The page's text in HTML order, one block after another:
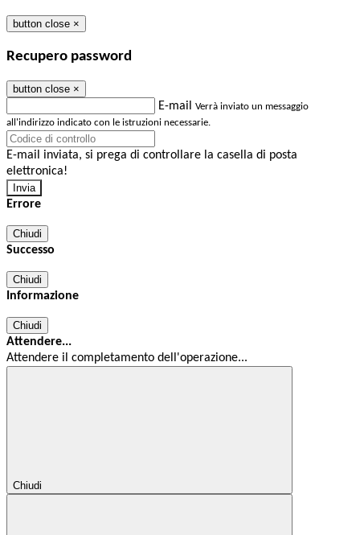
button close ×
Recupero password
button close ×
E-mail Verrà inviato un messaggio
all'indirizzo indicato con le istruzioni necessarie.
E-mail inviata, si prega di controllare la casella di posta
elettronica!
Errore
Chiudi
Successo
Chiudi
Informazione
Chiudi
Attendere...
Attendere il completamento dell'operazione...
Chiudi